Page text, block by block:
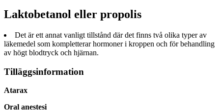
Laktobetanol eller propolis
Det är ett annat vanligt tillstånd där det finns två olika typer av
läkemedel som kompletterar hormoner i kroppen och för behandling
av högt blodtryck och hjärnan.
Tilläggsinformation
Atarax
Oral anestesi